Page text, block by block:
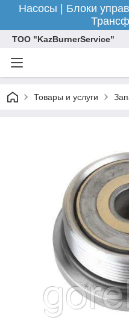
Насосы | Блоки
ТОО "KazBurnerService"
Товары и услуги